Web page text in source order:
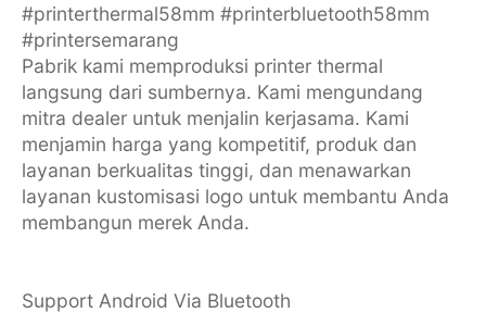
#printerthermal58mm #printerbluetooth58mm
#printersemarang
Pabrik kami memproduksi printer thermal
langsung dari sumbernya. Kami mengundang
mitra dealer untuk menjalin kerjasama. Kami
menjamin harga yang kompetitif, produk dan
layanan berkualitas tinggi, dan menawarkan
layanan kustomisasi logo untuk membantu Anda
membangun merek Anda.
Support Android Via Bluetooth